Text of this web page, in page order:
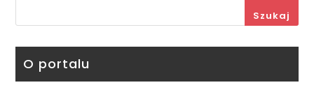
Szukaj
O portalu